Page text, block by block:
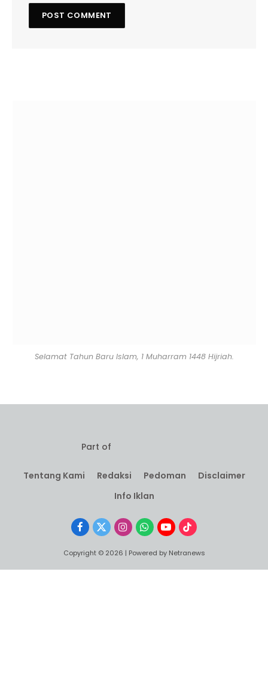
Selamat Tahun Baru Islam, 1 Muharram 1448 Hijriah.
Part of
Tentang Kami Redaksi Pedoman
Disclaimer
Info Iklan
Facebook
X
InstagramWhatsApp
YouTubeTikTok
Copyright © 2026 | Powered by Netranews